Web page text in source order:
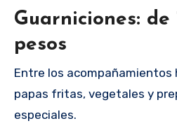
Guarniciones: de
pesos
Entre los acompañamientos
papas fritas, vegetales y
especiales.